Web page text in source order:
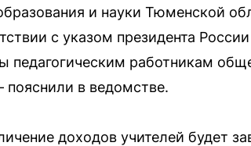
и науки Тюменской
с указом президента
педагогическим работникам
в ведомстве.
доходов учителей будет